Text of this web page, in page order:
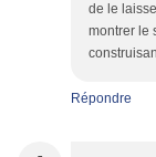
de le
montrer le
Répondre